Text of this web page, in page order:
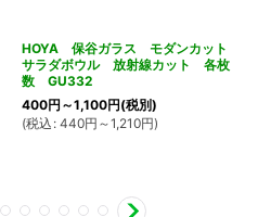
HOYA 保谷ガラス モダンカット
サラダボウル 放射線カット 各枚
数 GU332
400円 ～1,100円(税別)
(税込 : 440円 ～1,210円)